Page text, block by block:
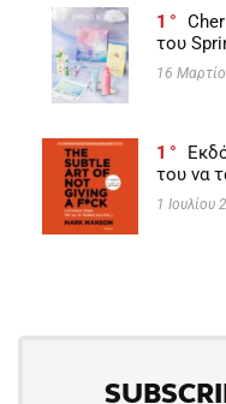
1
του
16
1
του να
1 Ιουλίου